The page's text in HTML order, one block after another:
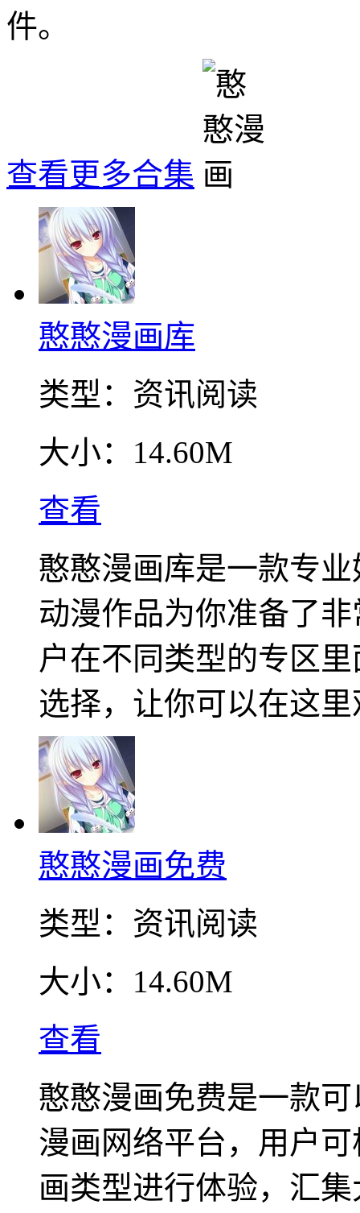
件。
查看更多合集
憨憨漫画库
类型： 资讯阅读
大小： 14.60M
查看
憨憨漫画库是一款专
动漫作品为你准备了
户在不同类型的专区
选择，让你可以在这
憨憨漫画免费
类型： 资讯阅读
大小： 14.60M
查看
憨憨漫画免费是一款
漫画网络平台，用户
画类型进行体验，汇